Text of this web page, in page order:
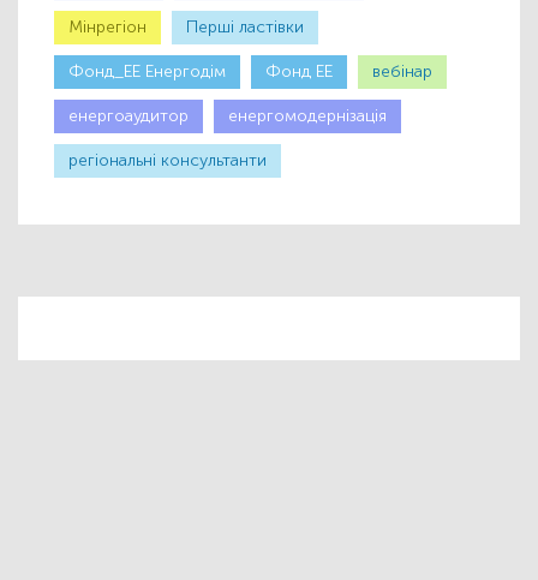
Мінрегіон Першi ластiвки
Фонд_ЕЕ Енергодім Фонд ЕЕ вебінар
енергоаудитор енергомодернізація
регіональні консультанти